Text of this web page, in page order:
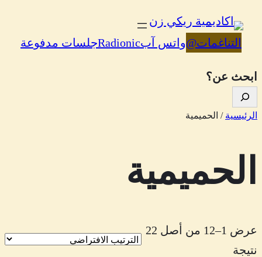
تخطى
إلى
المحتوى
التناغمات@واتس آبRadionicجلسات مدفوعة
ابحث عن؟
الرئيسية / الحميمية
الحميمية
عرض 1–12 من أصل 22
نتيجة